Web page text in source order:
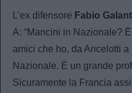
L’ex difensore Fabio
A: “Mancini in Nazionale?
amici che ho, da Ancelotti
Nazionale. È un grande
Sicuramente la Francia